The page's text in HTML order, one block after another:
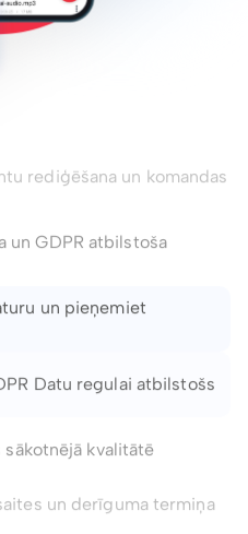
GDPR atbilstoša
un pieņemiet
Datu regulai atbilstošs
kvalitātē
un derīguma termiņa
un failu versijas līdz